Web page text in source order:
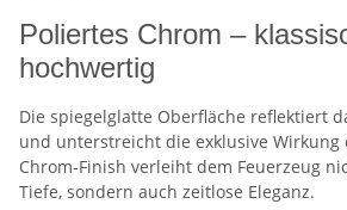
Poliertes Chrom –
hochwertig
Die spiegelglatte Oberfläche reflektiert
und unterstreicht die exklusive Wirkung
Chrom-Finish verleiht dem Feuerzeug
Tiefe, sondern auch zeitlose Eleganz.